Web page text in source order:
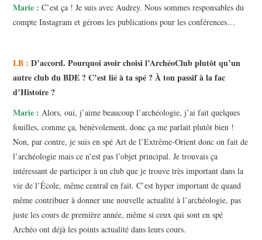
Marie : C’est ça ! Je suis avec Audrey. Nous sommes responsables du
compte Instagram et gérons les publications pour les conférences…
LB :D’accord. Pourquoi avoir choisi l’ArchéoClub plutôt qu’un
autre club du BDE ? C’est lié à ta spé ? À ton passif à la fac
d’Histoire ?
Marie : Alors, oui, j’aime beaucoup l’archéologie, j’ai fait quelques
fouilles, comme ça, bénévolement, donc ça me parlait plutôt bien !
Non, par contre, je suis en spé Art de l’Extrême-Orient donc on fait de
l’archéologie mais ce n’est pas l’objet principal. Je trouvais ça
intéressant de participer à un club que je trouve très important dans la
vie de l’École, même central en fait. C’est hyper important de quand
même contribuer à donner une nouvelle actualité à l’archéologie, pas
juste les cours de première année, même si ceux qui sont en spé
Archéo ont déjà les points actualité dans leurs cours.